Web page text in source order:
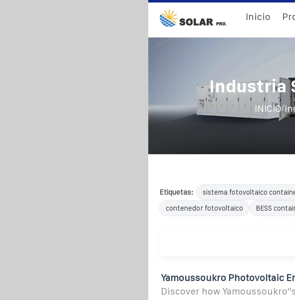
Inicio
Industria
INICIO/
Etiquetas: sistema fotovoltaico
contenedor fotovoltaico
BESS
Yamoussoukro Photovoltaic
Discover how